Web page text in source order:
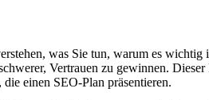
was Sie tun, warum es
Vertrauen zu gewinnen.
einen SEO-Plan präsentieren.